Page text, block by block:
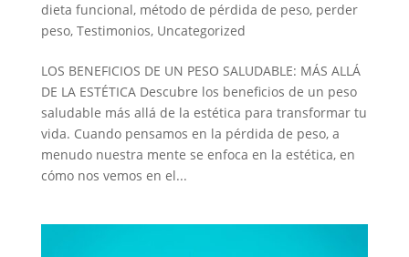
dieta funcional, método de pérdida de peso, perder
peso, Testimonios, Uncategorized
LOS BENEFICIOS DE UN PESO SALUDABLE: MÁS ALLÁ
DE LA ESTÉTICA Descubre los beneficios de un peso
saludable más allá de la estética para transformar tu
vida. Cuando pensamos en la pérdida de peso, a
menudo nuestra mente se enfoca en la estética, en
cómo nos vemos en el...